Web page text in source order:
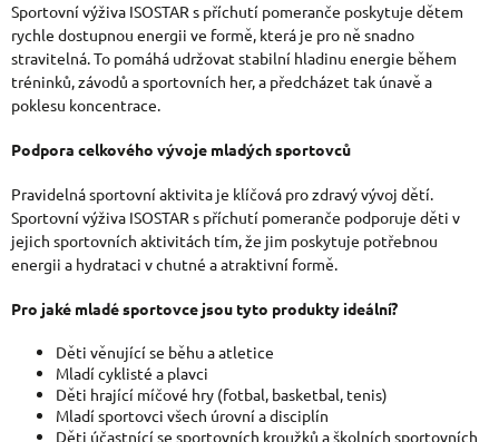
Sportovní výživa ISOSTAR s příchutí pomeranče poskytuje dětem
rychle dostupnou energii ve formě, která je pro ně snadno
stravitelná. To pomáhá udržovat stabilní hladinu energie během
tréninků, závodů a sportovních her, a předcházet tak únavě a
poklesu koncentrace.
Podpora celkového vývoje mladých sportovců
Pravidelná sportovní aktivita je klíčová pro zdravý vývoj dětí.
Sportovní výživa ISOSTAR s příchutí pomeranče podporuje děti v
jejich sportovních aktivitách tím, že jim poskytuje potřebnou
energii a hydrataci v chutné a atraktivní formě.
Pro jaké mladé sportovce jsou tyto produkty ideální?
Děti věnující se běhu a atletice
Mladí cyklisté a plavci
Děti hrající míčové hry (fotbal, basketbal, tenis)
Mladí sportovci všech úrovní a disciplín
Děti účastnící se sportovních kroužků a školních sportovních